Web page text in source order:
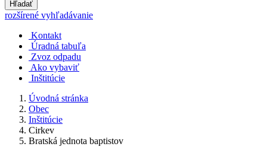
Hľadať
rozšírené vyhľadávanie
Kontakt
Úradná tabuľa
Zvoz odpadu
Ako vybaviť
Inštitúcie
Úvodná stránka
Obec
Inštitúcie
Cirkev
Bratská jednota baptistov